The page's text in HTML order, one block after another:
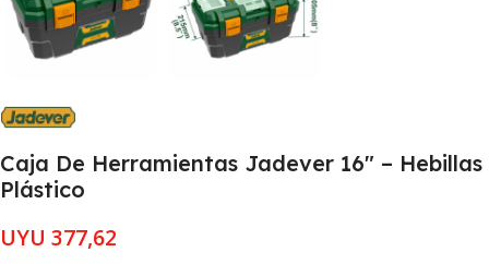
Caja De Herramientas Jadever 16″ – Hebillas
Plástico
UYU 377,62